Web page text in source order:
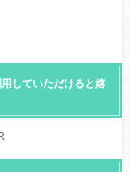
していただけると嬉